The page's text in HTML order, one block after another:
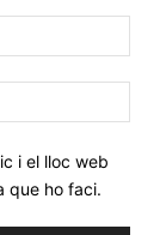
web:
i el lloc web
que ho faci.